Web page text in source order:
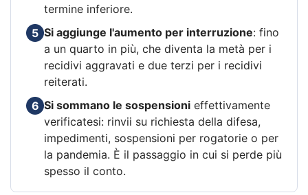
termine inferiore.
5 Si aggiunge l'aumento per interruzione: fino
a un quarto in più, che diventa la metà per i
recidivi aggravati e due terzi per i recidivi
reiterati.
6 Si sommano le sospensioni effettivamente
verificatesi: rinvii su richiesta della difesa,
impedimenti, sospensioni per rogatorie o per
la pandemia. È il passaggio in cui si perde più
spesso il conto.